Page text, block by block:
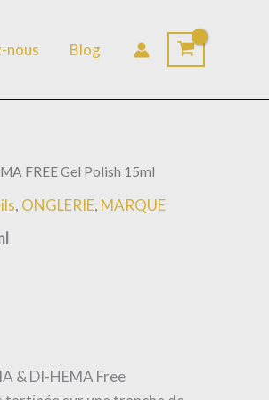
nous Blog
FREE Gel Polish 15ml
, ONGLERIE, MARQUE
DI-HEMA Free